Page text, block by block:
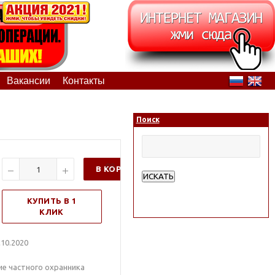
Вакансии Контакты
В КОРЗИНУ
КУПИТЬ В 1
КЛИК
частного охранника
Поиск
ИСКАТЬ